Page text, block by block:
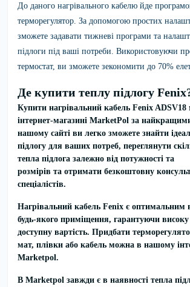
До даного нагрівального кабелю йде
терморегулятор. За допомогою простих
зможете задавати тижневі програми та
підлоги під ваші потреби. Використовуючи
термостат, ви зможете зекономити до 70%
Де купити теплу підлогу
Купити нагрівальний кабель Fenix ADSV18
інтернет-магазині MarketPol за
нашому сайті ви легко зможете знайти
підлогу для ваших потреб, переглянути
тепла підлога залежно від потужності та
розмірів та отримати безкоштовну
спеціалістів.
Нагрівальний кабель Fenix є оптимальним
будь-якого приміщення, гарантуючи високу
доступну вартість. Придбати
мат, плівки або кабель можна в нашому
Marketpol.
В Marketpol завжди є в наявності тепла